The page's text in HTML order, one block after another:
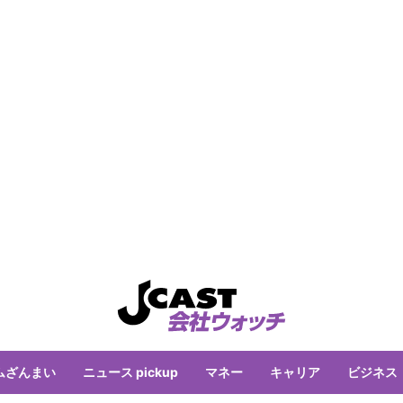
ざんまい ニュース pickup マネー キャリア ビジネス